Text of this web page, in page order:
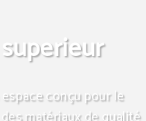
conçu pour le